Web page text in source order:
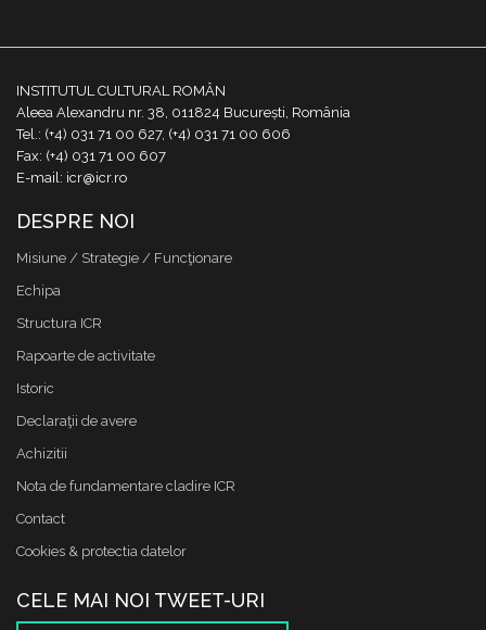
INSTITUTUL CULTURAL ROMÂN
Aleea Alexandru nr. 38, 011824 București, România
Tel.: (+4) 031 71 00 627, (+4) 031 71 00 606
Fax: (+4) 031 71 00 607
E-mail: icr@icr.ro
DESPRE NOI
Misiune / Strategie / Funcţionare
Echipa
Structura ICR
Rapoarte de activitate
Istoric
Declaraţii de avere
Achizitii
Nota de fundamentare cladire ICR
Contact
Cookies & protectia datelor
CELE MAI NOI TWEET-URI